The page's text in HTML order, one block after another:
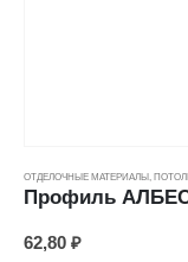
ОТДЕЛОЧНЫЕ МАТЕРИАЛЫ ,
Профиль
62,80 ₽